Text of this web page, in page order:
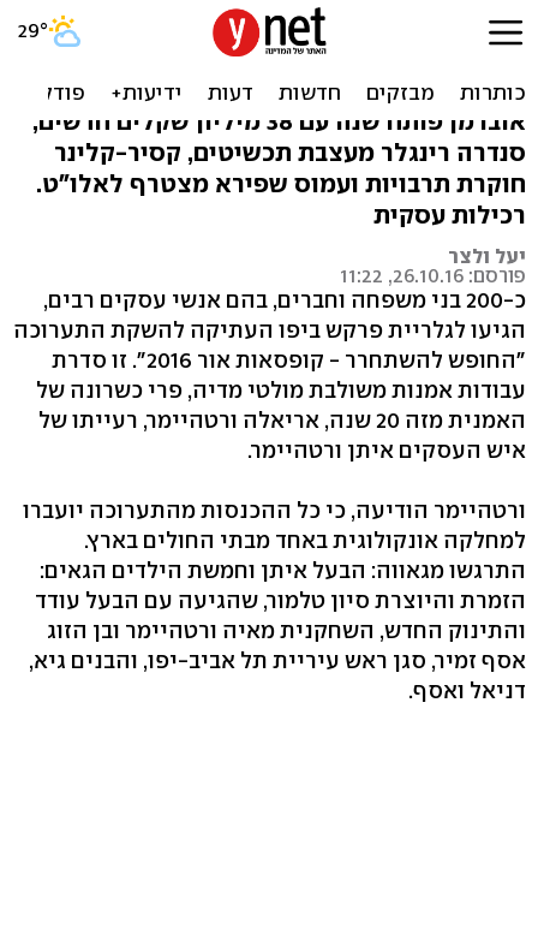
ורטהיימר מציגה: החופש
אוברמן פותח שנה עם 38 מיליון שקלים חדשים,
סנדרה רינגלר מעצבת תכשיטים, קסיר-קלינר
חוקרת תרבויות ועמוס שפירא מצטרף לאלו"ט.
רכילות עסקית
יעל ולצר
פורסם: 26.10.16, 11:22
כ-200 בני משפחה וחברים, בהם אנשי עסקים רבים,
הגיעו לגלריית פרקש ביפו העתיקה להשקת התערוכה
"החופש להשתחרר - קופסאות אור 2016". זו סדרת
עבודות אמנות משולבת מולטי מדיה, פרי כשרונה של
האמנית מזה 20 שנה, אריאלה ורטהיימר, רעייתו של
איש העסקים איתן ורטהיימר.
ורטהיימר הודיעה, כי כל ההכנסות מהתערוכה יועברו
למחלקה אונקולוגית באחד מבתי החולים בארץ.
התרגשו מגאווה: הבעל איתן וחמשת הילדים הגאים:
הזמרת והיוצרת סיון טלמור, שהגיעה עם הבעל עודד
והתינוק החדש, השחקנית מאיה ורטהיימר ובן הזוג
אסף זמיר, סגן ראש עיריית תל אביב-יפו, והבנים גיא,
דניאל ואסף.